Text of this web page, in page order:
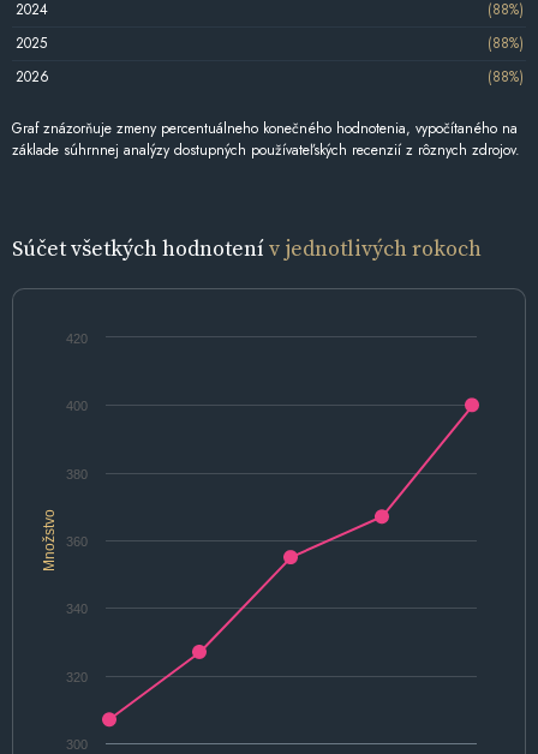
2024
(88%)
2025
(88%)
2026
(88%)
Graf znázorňuje zmeny percentuálneho konečného hodnotenia, vypočítaného na
základe súhrnnej analýzy dostupných používateľských recenzií z rôznych zdrojov.
Súčet všetkých hodnotenív jednotlivých rokoch
Množstvo
300
320
340
360
380
400
420